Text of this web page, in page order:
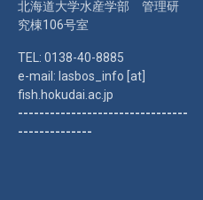
北海道大学水産学部 管理研
究棟106号室
TEL: 0138-40-8885
e-mail: lasbos_info [at]
fish.hokudai.ac.jp
--------------------------------
--------------